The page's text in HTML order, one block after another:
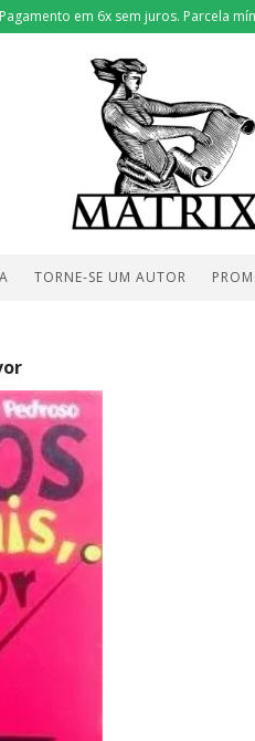
Pagamento em 6x sem juros. Parcela
TORNE-SE UM AUTOR